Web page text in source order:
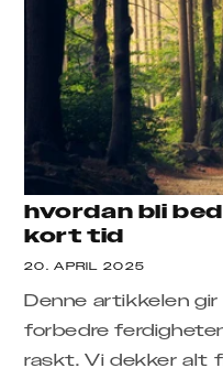
hvordan bli
kort tid
20. APRIL 2025
Denne artikkelen
forbedre
raskt. Vi dekker alt